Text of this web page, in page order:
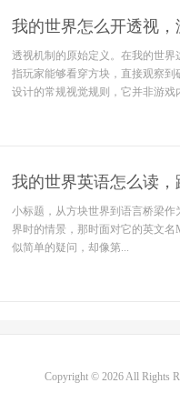
我的世界怎么开透视
透视机制的原始定义。在我的世
指玩家能够看穿方块，直接观察
设计的常规视觉规则，它并非游
我的世界英语怎么读
小标题，从方块世界到语言桥梁
界时的情景，那时面对它的英文
似简单的疑问，却像第...
Copyright © 2026 All Rights